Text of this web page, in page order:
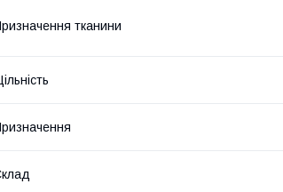
тканини